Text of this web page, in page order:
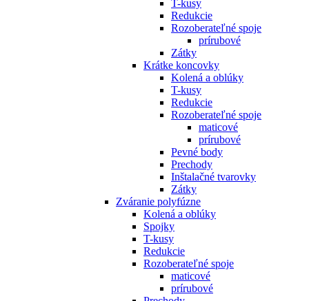
T-kusy
Redukcie
Rozoberateľné spoje
prírubové
Zátky
Krátke koncovky
Kolená a oblúky
T-kusy
Redukcie
Rozoberateľné spoje
maticové
prírubové
Pevné body
Prechody
Inštalačné tvarovky
Zátky
Zváranie polyfúzne
Kolená a oblúky
Spojky
T-kusy
Redukcie
Rozoberateľné spoje
maticové
prírubové